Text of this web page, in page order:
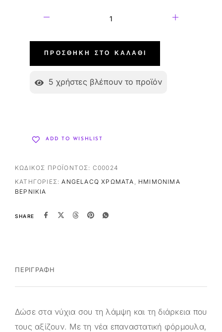
ΠΡΟΣΘΉΚΗ ΣΤΟ ΚΑΛΆΘΙ
5 χρήστες βλέπουν το προϊόν
ADD TO WISHLIST
ΚΩΔΙΚΌΣ ΠΡΟΪΌΝΤΟΣ: C00024
ΚΑΤΗΓΟΡΊΕΣ:ANGELACQ ΧΡΏΜΑΤΑ , ΗΜΙΜΌΝΙΜΑ
ΒΕΡΝΊΚΙΑ
SHARE
ΠΕΡΙΓΡΑΦΉ
Δώσε στα νύχια σου τη λάμψη και τη διάρκεια που
τους αξίζουν. Με τη νέα επαναστατική φόρμουλα,